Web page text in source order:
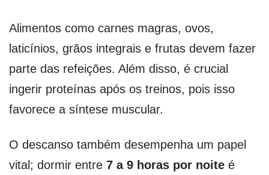
Alimentos como carnes magras, ovos,
laticínios, grãos integrais e frutas devem fazer
parte das refeições. Além disso, é crucial
ingerir proteínas após os treinos, pois isso
favorece a síntese muscular.
O descanso também desempenha um papel
vital; dormir entre 7 a 9 horas por noite é